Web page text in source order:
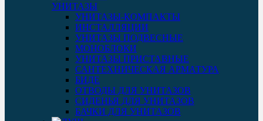
УНИТАЗЫ
УНИТАЗЫ-КОМПАКТЫ
ИНСТАЛЛЯЦИИ
УНИТАЗЫ ПОДВЕСНЫЕ
МОНОБЛОКИ
УНИТАЗЫ ПРИСТАВНЫЕ
САНТЕХНИЧЕСКАЯ АРМАТУРА
БИДЕ
ОТВОДЫ ДЛЯ УНИТАЗОВ
СИДЕНЬЯ ДЛЯ УНИТАЗОВ
БАЧКИ ДЛЯ УНИТАЗОВ